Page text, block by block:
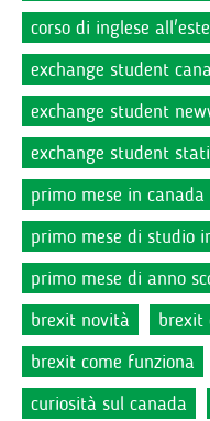
corso di inglese
exchange student
exchange student
exchange student
primo mese in canada
primo mese di studio
primo mese di anno
brexit novità
brexit
brexit come funziona
curiosità sul canada